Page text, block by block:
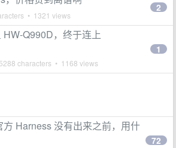
• 1321 views
2
HW-Q990D，终于连上
characters • 1168 views
1
Harness 没有出来之前，用什
72